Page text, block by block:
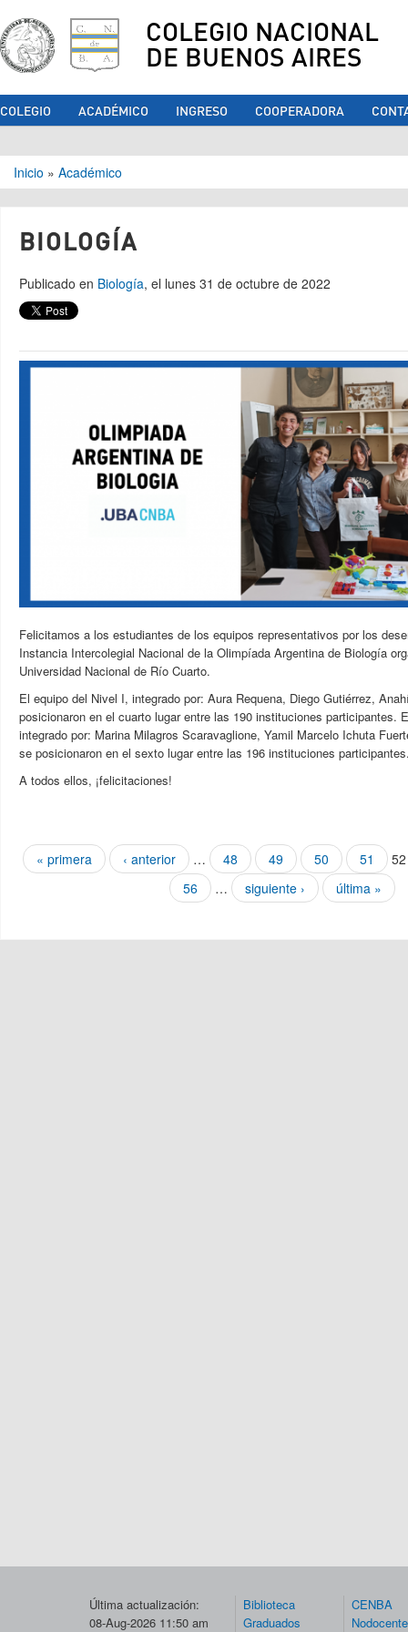
COLEGIO NACIONAL
DE BUENOS AIRES
COLEGIO ACADÉMICO INGRESO COOPERADORA
Se encuentra usted aquí
Inicio » Académico
BIOLOGÍA
Publicado en Biología, el lunes 31 de octubre de 2022
Felicitamos a los estudiantes de los equipos representativos por los
Instancia Intercolegial Nacional de la Olimpíada Argentina de Biología
Universidad Nacional de Río Cuarto.
El equipo del Nivel I, integrado por: Aura Requena, Diego Gutiérrez,
posicionaron en el cuarto lugar entre las 190 instituciones participantes.
integrado por: Marina Milagros Scaravaglione, Yamil Marcelo Ichuta
se posicionaron en el sexto lugar entre las 196 instituciones
A todos ellos, ¡felicitaciones!
Páginas
« primera ‹ anterior … 48 49 50 51
52
56
… siguiente › última »
Última actualización:
08-Aug-2026 11:50 am
Biblioteca
Graduados
CENBA